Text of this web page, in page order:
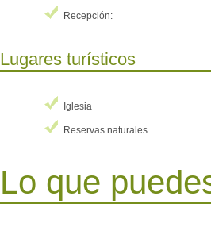
Recepción:
Lugares turísticos
Iglesia
Reservas naturales
Lo que